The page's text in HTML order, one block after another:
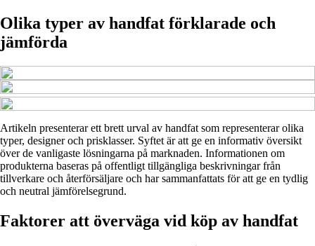
Olika typer av handfat förklarade och
jämförda
Artikeln presenterar ett brett urval av handfat som representerar olika
typer, designer och prisklasser. Syftet är att ge en informativ översikt
över de vanligaste lösningarna på marknaden. Informationen om
produkterna baseras på offentligt tillgängliga beskrivningar från
tillverkare och återförsäljare och har sammanfattats för att ge en tydlig
och neutral jämförelsegrund.
Faktorer att överväga vid köp av handfat